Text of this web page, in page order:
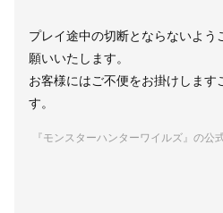
プレイ途中の切断とならないよう
願いいたします。
お客様にはご不便をお掛けします
す。
『モンスターハンターワイルズ』の公